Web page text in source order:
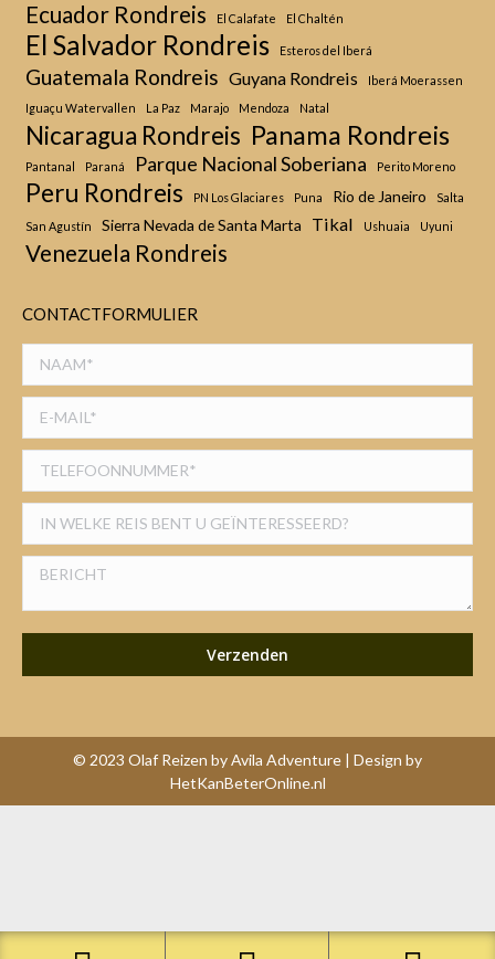
Ecuador Rondreis El Calafate El Chaltén
El Salvador Rondreis Esteros del Iberá
Guatemala Rondreis Guyana Rondreis
Iberá Moerassen
Iguaçu Watervallen
La Paz Marajo Mendoza Natal
Nicaragua Rondreis Panama Rondreis
Pantanal Paraná Parque Nacional Soberiana Perito Moreno
Peru Rondreis PN Los Glaciares Puna Rio de Janeiro
Salta
San Agustín
Sierra Nevada de Santa Marta Tikal Ushuaia Uyuni
Venezuela Rondreis
CONTACTFORMULIER
© 2023 Olaf Reizen by Avila Adventure | Design by
HetKanBeterOnline.nl